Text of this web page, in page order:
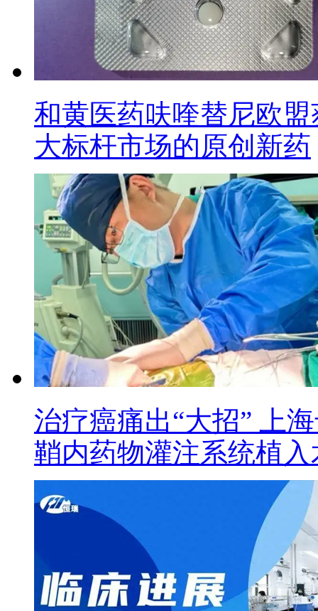
和黄医药呋喹替尼欧
大标杆市场的原创新药
治疗癌痛出“大招” 上
鞘内药物灌注系统植入